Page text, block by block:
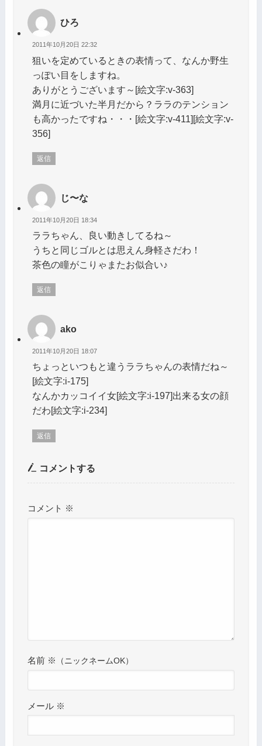
ひろ
2011年10月20日 22:32
狙いを定めているときの表情って、なんか野生
っぽい目をしますね。
ありがとうございます～[絵文字:v-363]
満月に近づいた半月だから？ララのテンション
も高かったですね・・・[絵文字:v-411][絵文字:v-
356]
返信
じ〜な
2011年10月20日 18:34
ララちゃん、良い動きしてるね～
うちと同じゴルとは思えん身軽さだわ！
茶色の瞳がこりゃまたお似合い♪
返信
ako
2011年10月20日 18:07
ちょっといつもと違うララちゃんの表情だね～
[絵文字:i-175]
なんかカッコイイ女[絵文字:i-197]出来る女の顔
だわ[絵文字:i-234]
返信
コメントする
コメント ※
名前 ※
メール ※